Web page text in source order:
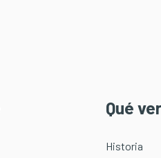
Qué ver
Historia